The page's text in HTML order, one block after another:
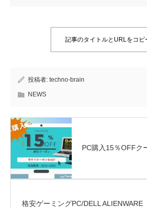
記事のタイトルとURLをコピ
投稿者: techno-brain
NEWS
PC購入15％OFFク
格安ゲーミングPC/DELL ALIENWARE